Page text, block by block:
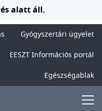
alatt áll.
Gyógyszertári ügyelet
EESZT Információs portál
Egészségablak